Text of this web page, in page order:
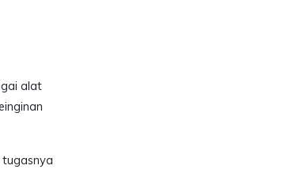
alat
tugasnya